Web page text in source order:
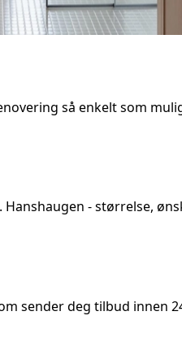
så enkelt som
Hanshaugen - størrelse,
sender deg tilbud innen